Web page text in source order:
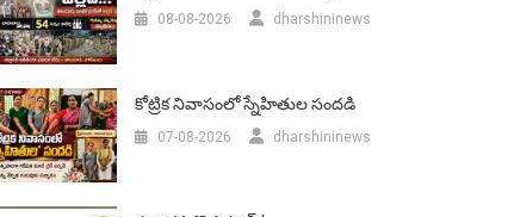
08-08-2026 dharshininews
కోట్రిక నివాసంలో స్నేహితుల సందడి
07-08-2026 dharshininews